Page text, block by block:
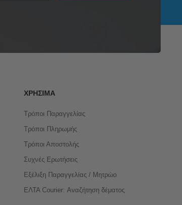
ΧΡΉΣΙΜΑ
Τρόποι Παραγγελίας
Τρόποι Πληρωμής
Τρόποι Αποστολής
Συχνές Ερωτήσεις
Εξέλιξη Παραγγελίας / Μητρώο
ΕΛΤΑ Courier: Αναζήτηση δέματος